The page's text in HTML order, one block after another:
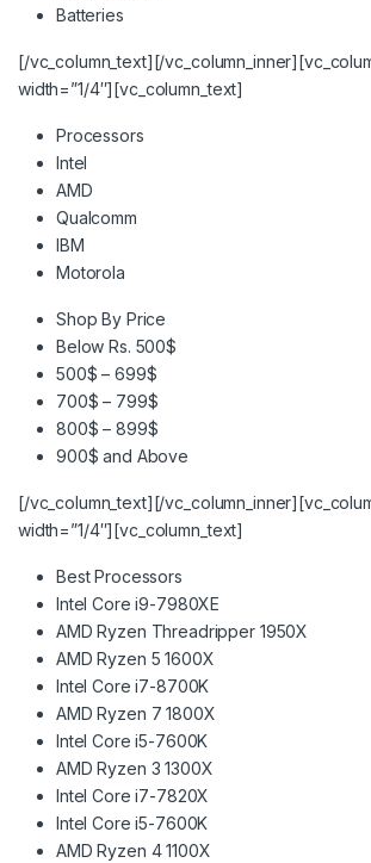
Batteries
[/vc_column_text][/
width=”1/4″][vc_column_text]
Processors
Intel
AMD
Qualcomm
IBM
Motorola
Shop By Price
Below Rs. 500$
500$ – 699$
700$ – 799$
800$ – 899$
900$ and Above
[/vc_column_text][/
width=”1/4″][vc_column_text]
Best Processors
Intel Core i9-7980XE
AMD Ryzen Threadripper 1950X
AMD Ryzen 5 1600X
Intel Core i7-8700K
AMD Ryzen 7 1800X
Intel Core i5-7600K
AMD Ryzen 3 1300X
Intel Core i7-7820X
Intel Core i5-7600K
AMD Ryzen 4 1100X